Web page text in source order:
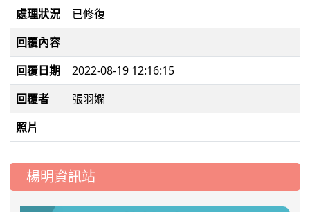
處理狀況
已修復
回覆內容
回覆日期
2022-08-19 12:16:15
回覆者
張羽嫻
照片
::: 楊明資訊站